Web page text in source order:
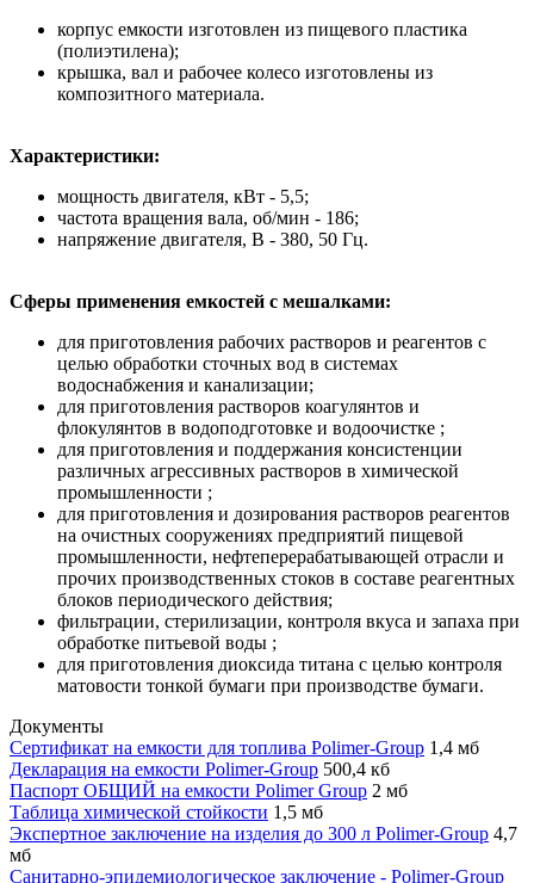
корпус емкости изготовлен из пищевого пластика
(полиэтилена);
крышка, вал и рабочее колесо изготовлены из
композитного материала.
Характеристики:
мощность двигателя, кВт - 5,5;
частота вращения вала, об/мин - 186;
напряжение двигателя, В - 380, 50 Гц.
Сферы применения емкостей с мешалками:
для приготовления рабочих растворов и реагентов с
целью обработки сточных вод в системах
водоснабжения и канализации;
для приготовления растворов коагулянтов и
флокулянтов в водоподготовке и водоочистке ;
для приготовления и поддержания консистенции
различных агрессивных растворов в химической
промышленности ;
для приготовления и дозирования растворов реагентов
на очистных сооружениях предприятий пищевой
промышленности, нефтеперерабатывающей отрасли и
прочих производственных стоков в составе реагентных
блоков периодического действия;
фильтрации, стерилизации, контроля вкуса и запаха при
обработке питьевой воды ;
для приготовления диоксида титана с целью контроля
матовости тонкой бумаги при производстве бумаги.
Документы
Сертификат на емкости для топлива Polimer-Group 1,4 мб
Декларация на емкости Polimer-Group 500,4 кб
Паспорт ОБЩИЙ на емкости Polimer Group 2 мб
Таблица химической стойкости 1,5 мб
Экспертное заключение на изделия до 300 л Polimer-Group 4,7
мб
Санитарно-эпидемиологическое заключение - Polimer-Group